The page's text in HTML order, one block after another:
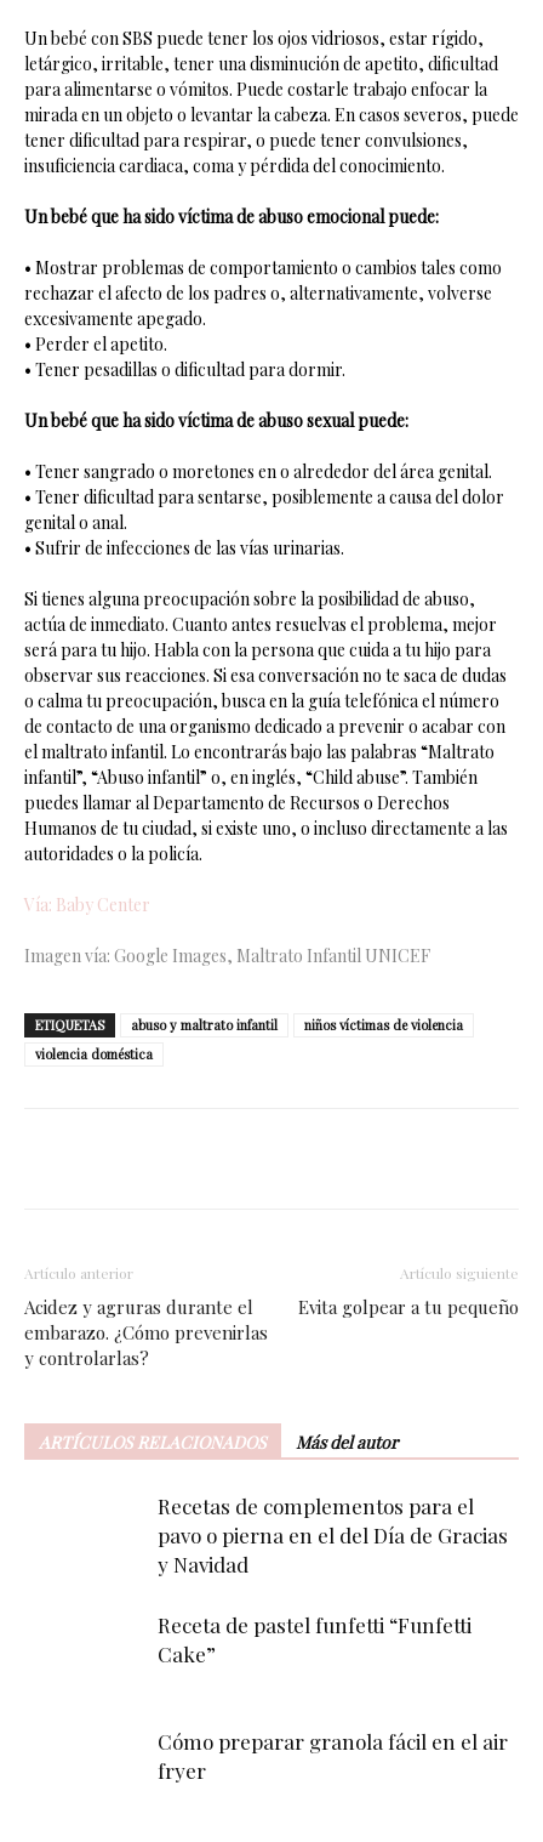
Un bebé con SBS puede tener los ojos vidriosos, estar rígido,
letárgico, irritable, tener una disminución de apetito, dificultad
para alimentarse o vómitos. Puede costarle trabajo enfocar la
mirada en un objeto o levantar la cabeza. En casos severos, puede
tener dificultad para respirar, o puede tener convulsiones,
insuficiencia cardiaca, coma y pérdida del conocimiento.
Un bebé que ha sido víctima de abuso emocional puede:
• Mostrar problemas de comportamiento o cambios tales como
rechazar el afecto de los padres o, alternativamente, volverse
excesivamente apegado.
• Perder el apetito.
• Tener pesadillas o dificultad para dormir.
Un bebé que ha sido víctima de abuso sexual puede:
• Tener sangrado o moretones en o alrededor del área genital.
• Tener dificultad para sentarse, posiblemente a causa del dolor
genital o anal.
• Sufrir de infecciones de las vías urinarias.
Si tienes alguna preocupación sobre la posibilidad de abuso,
actúa de inmediato. Cuanto antes resuelvas el problema, mejor
será para tu hijo. Habla con la persona que cuida a tu hijo para
observar sus reacciones. Si esa conversación no te saca de dudas
o calma tu preocupación, busca en la guía telefónica el número
de contacto de una organismo dedicado a prevenir o acabar con
el maltrato infantil. Lo encontrarás bajo las palabras “Maltrato
infantil”, “Abuso infantil” o, en inglés, “Child abuse”. También
puedes llamar al Departamento de Recursos o Derechos
Humanos de tu ciudad, si existe uno, o incluso directamente a las
autoridades o la policía.
Vía: Baby Center
Imagen vía: Google Images, Maltrato Infantil UNICEF
ETIQUETAS abuso y maltrato infantil
niños víctimas de violencia
violencia doméstica
Artículo anterior
Acidez y agruras durante el
embarazo. ¿Cómo prevenirlas
y controlarlas?
Artículo siguiente
Evita golpear a tu pequeño
ARTÍCULOS RELACIONADOS Más del autor
Recetas de complementos para el
pavo o pierna en el del Día de Gracias
y Navidad
Receta de pastel funfetti “Funfetti
Cake”
Cómo preparar granola fácil en el air
fryer